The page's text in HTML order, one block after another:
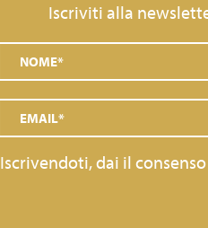
Iscriviti alla
Iscrivendoti, dai il